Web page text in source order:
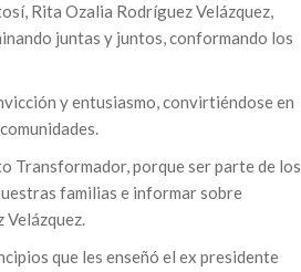
Rita Ozalia Rodríguez Velázquez,
juntas y juntos, conformando los
y entusiasmo, convirtiéndose en
Transformador, porque ser parte de los
familias e informar sobre
Velázquez.
que les enseñó el ex presidente